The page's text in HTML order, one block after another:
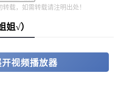
载，如需转载请注明出处！
√）
开视频播放器